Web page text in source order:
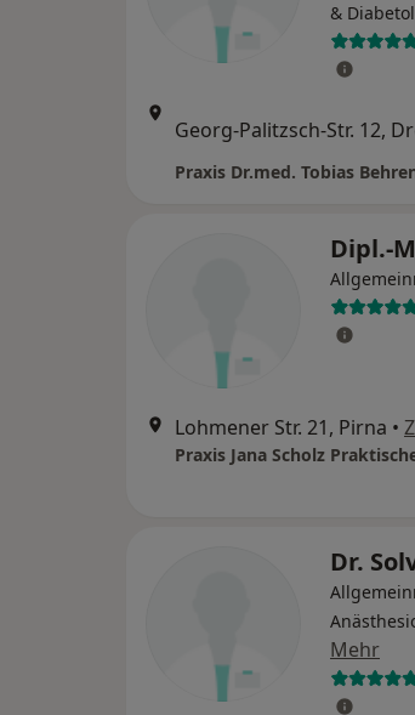
&
Dipl.-
Lohmener Str. 21, Pirna •
Praxis Jana Scholz
Dr.
Mehr